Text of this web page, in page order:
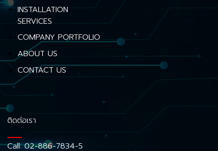
INSTALLATION
SERVICES
COMPANY PORTFOLIO
ABOUT US
CONTACT US
ติดต่อเรา
Call:02-886-7834-5